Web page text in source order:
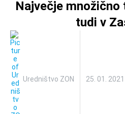
Največje
tudi v
Uredništvo ZON 25. 01. 2021